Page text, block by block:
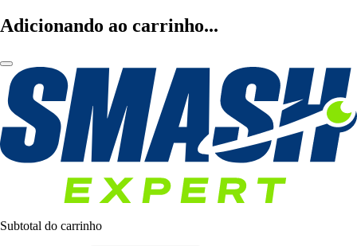
Adicionando ao carrinho...
Subtotal do carrinho